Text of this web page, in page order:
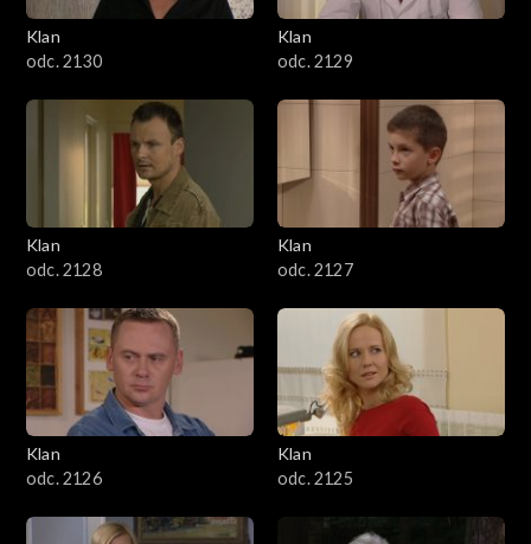
Klan
odc. 2130
Klan
odc. 2129
Klan
odc. 2128
Klan
odc. 2127
Klan
odc. 2126
Klan
odc. 2125